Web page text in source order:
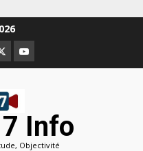
Youtube
Info
Objectivité